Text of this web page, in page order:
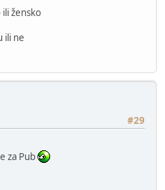
žensko
ili ne
#29
za Pub